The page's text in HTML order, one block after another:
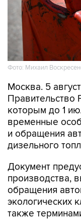
Фото: Михаил
Москва. 5
Правительство
которым до 1
временные
и обращения
дизельного
Документ
производства,
обращения
экологических
также